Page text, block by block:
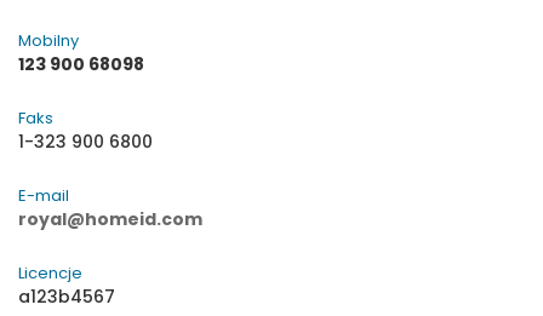
Mobilny
123 900 68098
Faks
1-323 900 6800
E-mail
royal@homeid.com
Licencje
a123b4567